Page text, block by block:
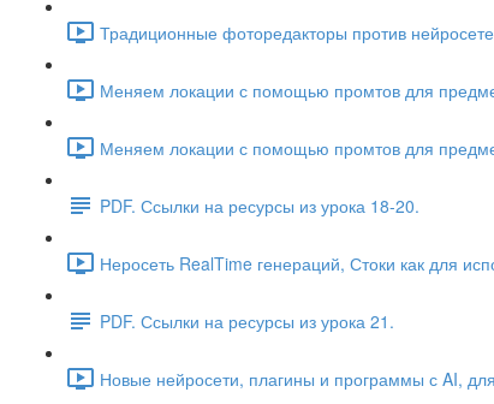
Традиционные фоторедакторы против
Меняем локации с помощью промтов для
Меняем локации с помощью промтов для
PDF. Ссылки на ресурсы из урока 18-20.
Неросеть RealTime генераций, Стоки как для
PDF. Ссылки на ресурсы из урока 21.
Новые нейросети, плагины и программы с AI,